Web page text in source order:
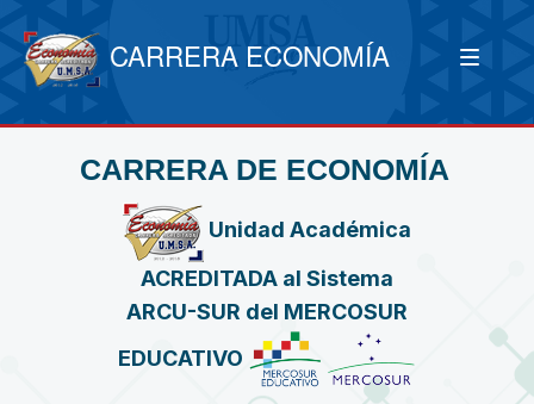
CARRERA ECONOMÍA
CARRERA DE ECONOMÍA
Unidad Académica
ACREDITADA al Sistema
ARCU-SUR del MERCOSUR
EDUCATIVO